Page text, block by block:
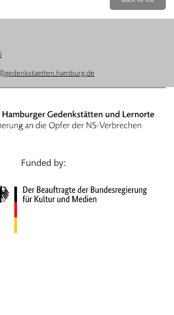
Dansk
Español
Italiano
Nederlands
Português
Funded by: